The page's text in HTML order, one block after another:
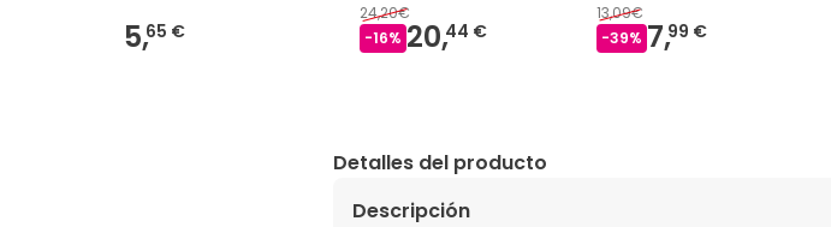
5,65 €
24,20€
-16% 20,44 €
13,09€
-39% 7,99 €
Detalles del producto
Descripción